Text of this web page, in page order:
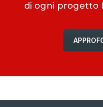
di ogni progetto